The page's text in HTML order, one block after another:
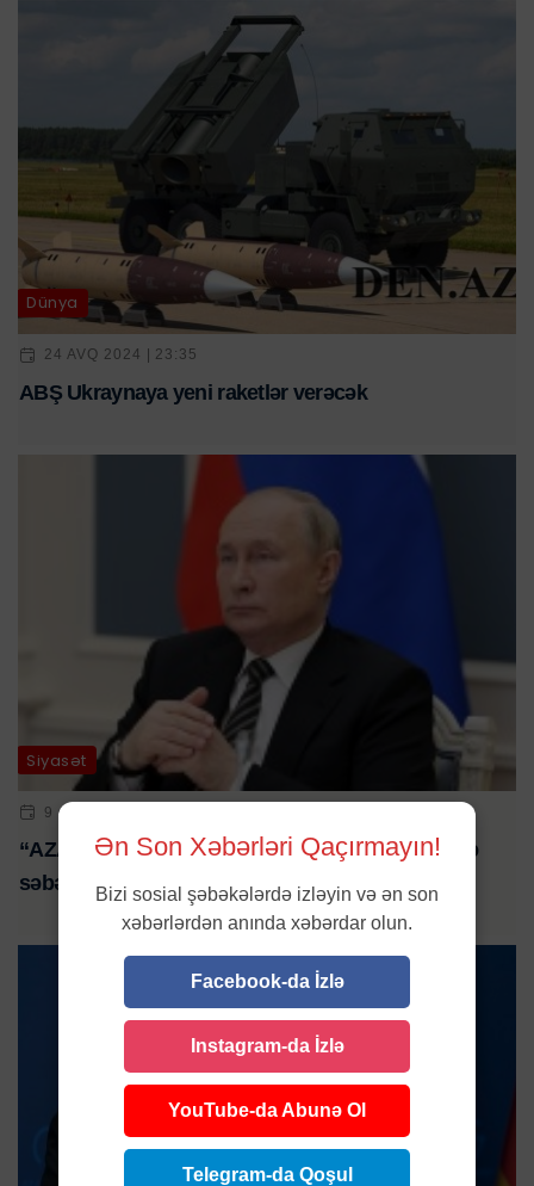
Dünya
24 AVQ 2024 | 23:35
ABŞ Ukraynaya yeni raketlər verəcək
Siyasət
9 OKT 2025 | 16:45
“AZAL təyyarəsinin qəzaya uğramasının bir neçə
səbəbi var”
Ən Son Xəbərləri Qaçırmayın!
Bizi sosial şəbəkələrdə izləyin və ən son
xəbərlərdən anında xəbərdar olun.
Facebook-da İzlə
Instagram-da İzlə
YouTube-da Abunə Ol
Telegram-da Qoşul